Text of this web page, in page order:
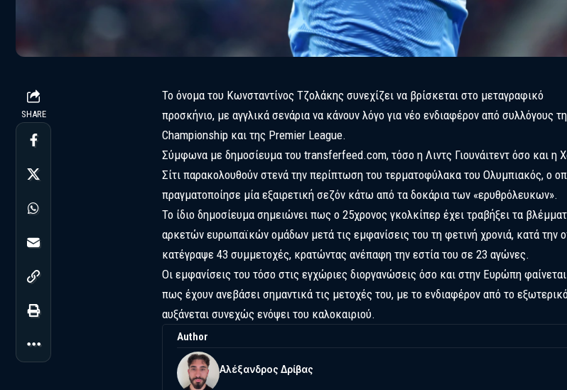
SHARE
Το όνομα του Κωνσταντίνος Τζολάκης συνεχίζει να βρίσκεται στο μεταγραφικό
προσκήνιο, με αγγλικά σενάρια να κάνουν λόγο για νέο ενδιαφέρον από συλλόγους
Championship και της Premier League.
Σύμφωνα με δημοσίευμα του transferfeed.com, τόσο η Λιντς Γιουνάιτεντ όσο και η
Σίτι παρακολουθούν στενά την περίπτωση του τερματοφύλακα του Ολυμπιακός, ο
πραγματοποίησε μία εξαιρετική σεζόν κάτω από τα δοκάρια των «ερυθρόλευκων».
Το ίδιο δημοσίευμα σημειώνει πως ο 25χρονος γκολκίπερ έχει τραβήξει τα
αρκετών ευρωπαϊκών ομάδων μετά τις εμφανίσεις του τη φετινή χρονιά, κατά την
κατέγραψε 43 συμμετοχές, κρατώντας ανέπαφη την εστία του σε 23 αγώνες.
Οι εμφανίσεις του τόσο στις εγχώριες διοργανώσεις όσο και στην Ευρώπη φαίνεται
πως έχουν ανεβάσει σημαντικά τις μετοχές του, με το ενδιαφέρον από το
αυξάνεται συνεχώς ενόψει του καλοκαιριού.
Author
Αλέξανδρος Δρίβας